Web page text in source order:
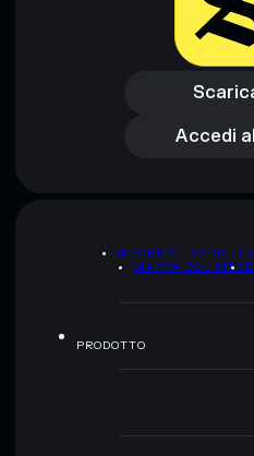
Accedi
Accedi
INFORMATIVA
MAPPA DEL SITO
PRODOTTO